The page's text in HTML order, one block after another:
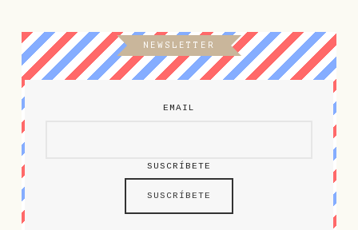
NEWSLETTER
EMAIL
SUSCRÍBETE